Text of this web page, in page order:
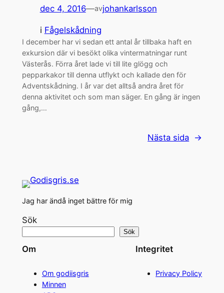
dec 4, 2016—avjohankarlsson
i Fågelskådning
I december har vi sedan ett antal år tillbaka haft en
exkursion där vi besökt olika vintermatningar runt
Västerås. Förra året lade vi till lite glögg och
pepparkakor till denna utflykt och kallade den för
Adventskådning. I år var det alltså andra året för
denna aktivitet och som man säger. En gång är ingen
gång,…
Nästa sida →
Jag har ändå inget bättre för mig
Sök
Sök
Om
Om godiisgris
Minnen
Integritet
Privacy Policy